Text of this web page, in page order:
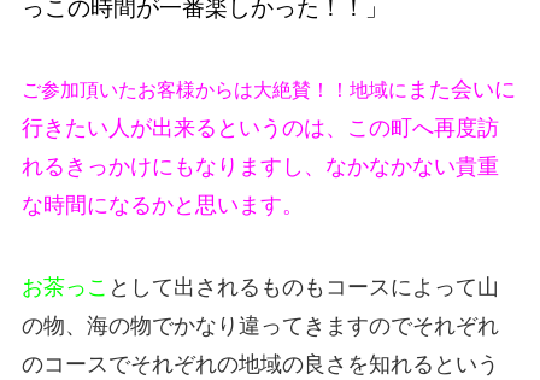
っこの時間が一番楽しかった！！」
ご参加頂いたお客様からは大絶賛！！地域に また会いに
行きたい人が出来るというのは、この町へ再度訪
れるきっかけにもなりますし、なかなかない貴重
な時間になるかと思います。
お茶っこ として出されるものもコースによって山
の物、海の物でかなり違ってきますのでそれぞれ
のコースでそれぞれの地域の良さを知れるという